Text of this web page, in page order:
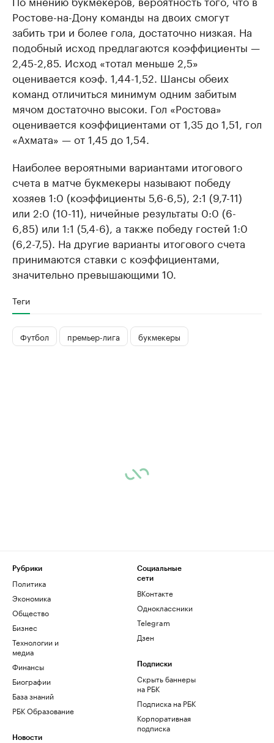
Ростове-на-Дону команды на двоих смогут
забить три и более гола, достаточно низкая. На
подобный исход предлагаются коэффициенты —
2,45-2,85. Исход «тотал меньше 2,5»
оценивается коэф. 1,44-1,52. Шансы обеих
команд отличиться минимум одним забитым
мячом достаточно высоки. Гол «Ростова»
оценивается коэффициентами от 1,35 до 1,51, гол
«Ахмата» — от 1,45 до 1,54.
Наиболее вероятными вариантами итогового
счета в матче букмекеры называют победу
хозяев 1:0 (коэффициенты 5,6-6,5), 2:1 (9,7-11)
или 2:0 (10-11), ничейные результаты 0:0 (6-
6,85) или 1:1 (5,4-6), а также победу гостей 1:0
(6,2-7,5). На другие варианты итогового счета
принимаются ставки с коэффициентами,
значительно превышающими 10.
Теги
Футбол премьер-лига букмекеры
Рубрики
Политика
Экономика
Общество
Бизнес
Технологии и
медиа
Финансы
Биографии
База знаний
РБК Образование
Новости
Социальные
сети
ВКонтакте
Одноклассники
Telegram
Дзен
Подписки
Скрыть баннеры
на РБК
Подписка на РБК
Корпоративная
подписка